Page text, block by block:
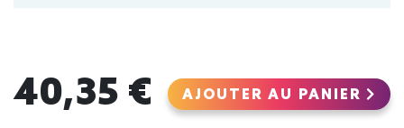
40,35 € AJOUTER AU PANIER